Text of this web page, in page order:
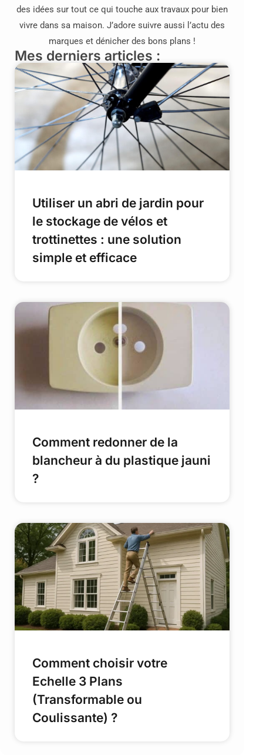
des idées sur tout ce qui touche aux travaux pour bien
vivre dans sa maison. J’adore suivre aussi l’actu des
marques et dénicher des bons plans !
Mes derniers articles :
Utiliser un abri de jardin pour
le stockage de vélos et
trottinettes : une solution
simple et efficace
Comment redonner de la
blancheur à du plastique jauni
?
Comment choisir votre
Echelle 3 Plans
(Transformable ou
Coulissante) ?